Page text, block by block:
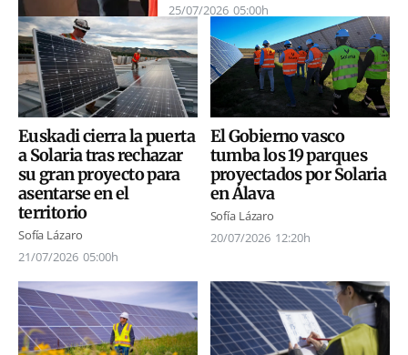
25/07/2026 05:00h
Euskadi cierra la puerta
a Solaria tras rechazar
su gran proyecto para
asentarse en el
territorio
Sofía Lázaro
21/07/2026 05:00h
El Gobierno vasco
tumba los 19 parques
proyectados por Solaria
en Álava
Sofía Lázaro
20/07/2026 12:20h